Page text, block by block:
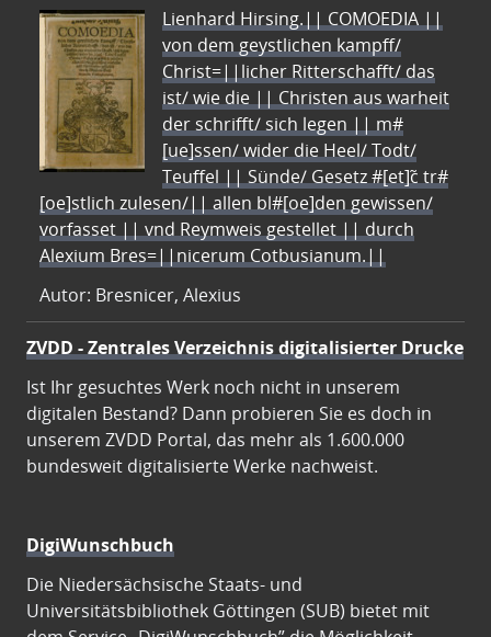
Lienhard Hirsing.|| COMOEDIA ||
von dem geystlichen kampff/
Christ=||licher Ritterschafft/ das
ist/ wie die || Christen aus warheit
der schrifft/ sich legen || m#
[ue]ssen/ wider die Heel/ Todt/
Teuffel || Sünde/ Gesetz #[et]c̃ tr#
[oe]stlich zulesen/|| allen bl#[oe]den gewissen/
vorfasset || vnd Reymweis gestellet || durch
Alexium Bres=||nicerum Cotbusianum.||
Autor: Bresnicer, Alexius
ZVDD - Zentrales Verzeichnis digitalisierter Drucke
Ist Ihr gesuchtes Werk noch nicht in unserem
digitalen Bestand? Dann probieren Sie es doch in
unserem ZVDD Portal, das mehr als 1.600.000
bundesweit digitalisierte Werke nachweist.
DigiWunschbuch
Die Niedersächsische Staats- und
Universitätsbibliothek Göttingen (SUB) bietet mit